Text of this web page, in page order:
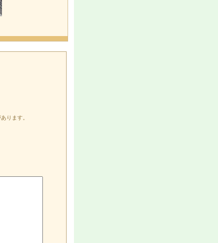
ります。